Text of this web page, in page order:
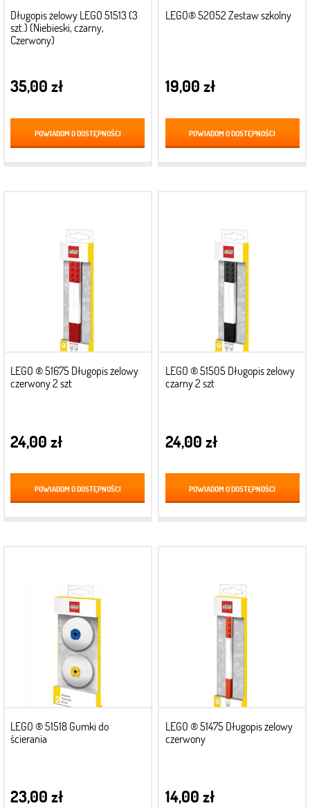
Długopis żelowy LEGO 51513 (3
szt.) (Niebieski, czarny,
Czerwony)
35,00 zł
POWIADOM O DOSTĘPNOŚCI
LEGO® 52052 Zestaw szkolny
19,00 zł
POWIADOM O DOSTĘPNOŚCI
LEGO ® 51675 Długopis żelowy
czerwony 2 szt
24,00 zł
POWIADOM O DOSTĘPNOŚCI
LEGO ® 51505 Długopis żelowy
czarny 2 szt
24,00 zł
POWIADOM O DOSTĘPNOŚCI
LEGO ® 51518 Gumki do
ścierania
23,00 zł
LEGO ® 51475 Długopis żelowy
czerwony
14,00 zł